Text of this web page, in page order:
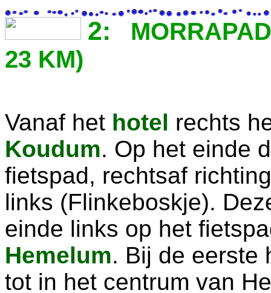
2:
23 KM)
Vanaf het hotel rechts
Koudum. Op het einde
fietspad, rechtsaf
links (Flinkeboskje).
einde links op het
Hemelum. Bij de eerste
tot in het centrum van